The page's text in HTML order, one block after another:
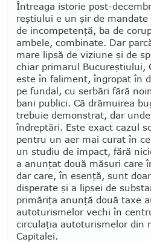
Întrea­ga istorie post-
reş­tiului e un şir de man­date
de in­com­petenţă, ba de
ambele, combinate. Dar
mare lipsă de viziune şi de
chiar primarul Bucu­reş­tiului,
este în faliment, îngropat în
pe fundal, cu serbări fără
bani pu­blici. Că drămuirea
trebuie demons­trat, dar
îndreptări. Este exact cazul
pentru un aer mai curat în
un studiu de impact, fără
a anunţat două măsuri care
dar care, în esenţă, sunt
disperate şi a lipsei de
primăriţa anunţă două taxe
autoturis­me­lor vechi în
circulaţia auto­tu­ris­me­lor din
Capitalei.